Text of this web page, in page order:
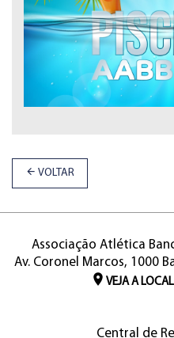
VOLTAR
Associação Atlética
Av. Coronel Marcos, 1000
VEJA A
Central de